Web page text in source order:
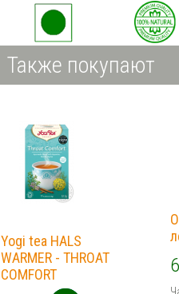
Также покупают
Yogi tea HALS
WARMER - THROAT
COMFORT